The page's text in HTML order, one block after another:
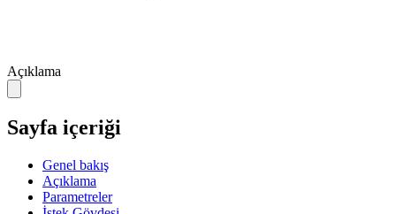
Açıklama
Sayfa içeriği
Genel bakış
Açıklama
Parametreler